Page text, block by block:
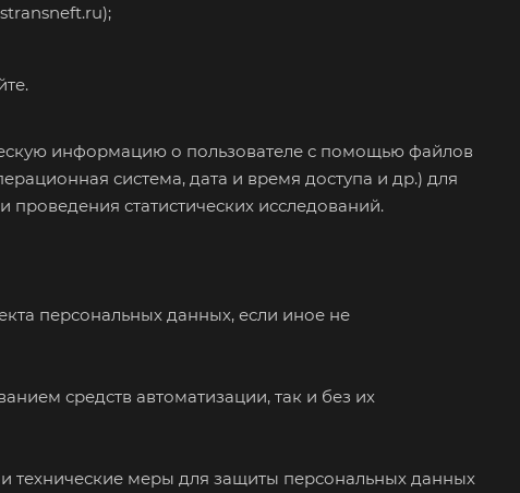
информацию о пользователе с помощью файлов
система, дата и время доступа и др.) для
статистических исследований.
персональных данных, если иное не
средств автоматизации, так и без их
меры для защиты персональных данных